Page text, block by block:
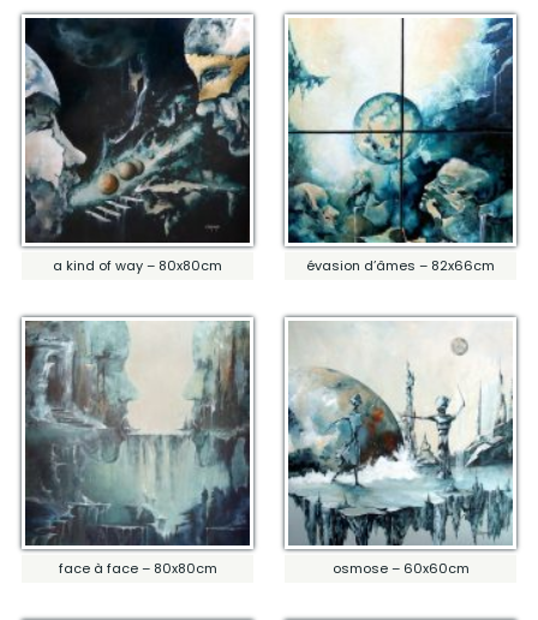
a kind of way – 80x80cm évasion d’âmes – 82x66cm
face à face – 80x80cm osmose – 60x60cm